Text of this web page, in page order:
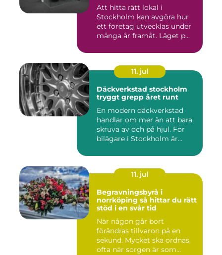
Att hitta rätt lokal i
Stockholm kan avgöra hur
ett företag utvecklas under
många år framåt. Läget p...
11. jul
Däckverkstad stockholm
tryggt grepp året runt
En modern däckverkstad
handlar om mer än att bara
skruva av och på hjul. För
bilägare i Stockholm är...
11. jul
Begravningsbyrå i
norrköping så hittar du rätt
stöd i en svår tid
När någon går bort
förändras tillvaron på en
sekund. Mycket ska ordnas,
ofta när sorgen är som